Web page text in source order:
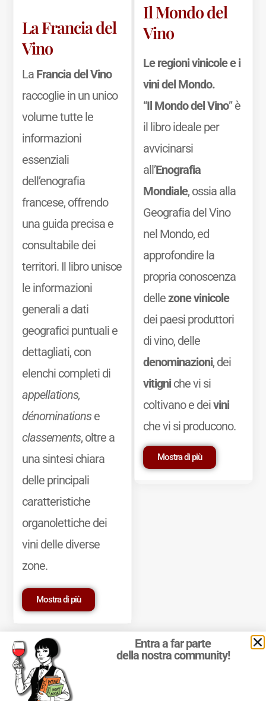
La Francia del
Vino
La Francia del Vino
raccoglie in un unico
volume tutte le
informazioni
essenziali
dell’enografia
francese, offrendo
una guida precisa e
consultabile dei
territori. Il libro unisce
le informazioni
generali a dati
geografici puntuali e
dettagliati, con
elenchi completi di
appellations,
dénominationse
classements, oltre a
una sintesi chiara
delle principali
caratteristiche
organolettiche dei
vini delle diverse
zone.
Mostra di più
Il Mondo del
Vino
Le regioni vinicole e i
vini del Mondo.
“Il Mondo del Vino” è
il libro ideale per
avvicinarsi
all’Enografia
Mondiale, ossia alla
Geografia del Vino
nel Mondo, ed
approfondire la
propria conoscenza
dellezone vinicole
dei paesi produttori
di vino, delle
denominazioni, dei
vitigniche vi si
coltivano e deivini
che vi si producono.
Mostra di più
Entra a far parte
della nostra community!